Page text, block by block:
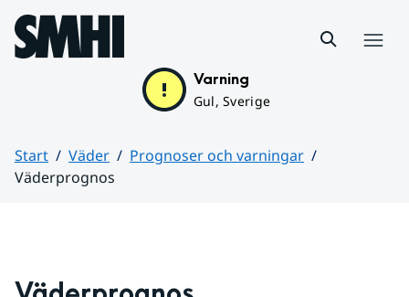
Hoppa till sidans innehåll
Varning
Gul, Sverige
Start Väder
Prognoser och varningar
Väderprognos